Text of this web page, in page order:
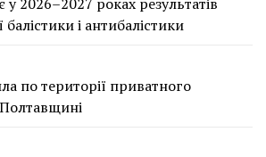
і антибалістики
по території приватного